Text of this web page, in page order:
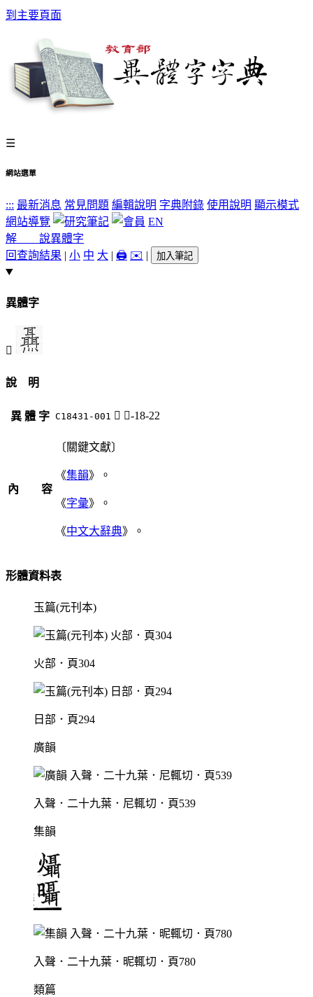
到主要頁面
☰
網站選單
::: 最新消息 常見問題 編輯說明 字典附錄 使用說明 顯示模式
網站導覽
EN
解 說異體字
回查詢結果 | 小 中 大 | 🖨️ ✉️ | 加入筆記
異體字
𣌍
說 明
異 體 字 C18431-001 𣌍 日-18-22
內 容
〔關鍵文獻〕
《集韻》。
《字彙》。
《中文大辭典》。
形體資料表
玉篇(元刊本)
火部．頁304
日部．頁294
廣韻
入聲．二十九葉．尼輒切．頁539
集韻
入聲．二十九葉．昵輒切．頁780
類篇